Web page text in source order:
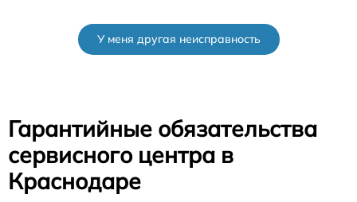
У меня другая неисправность
Гарантийные обязательства
сервисного центра в
Краснодаре